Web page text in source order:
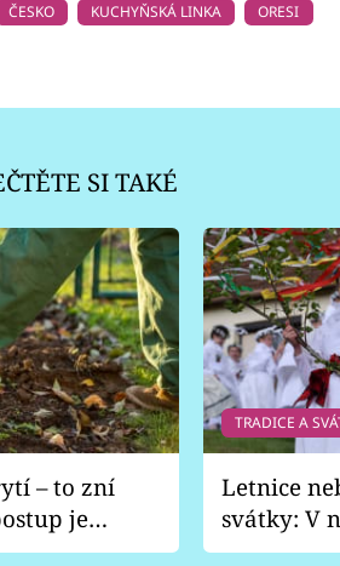
ČESKO KUCHYŇSKÁ LINKA
ORESI
SI TAKÉ
– to zní
je
některé
TRADICE A
Letnice
svátky: V
pondělí